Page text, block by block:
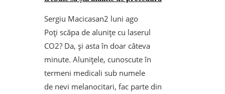
Sergiu Macicasan2 luni ago
Poți scăpa de alunițe cu laserul
CO2? Da, și asta în doar câteva
minute. Alunițele, cunoscute în
termeni medicali sub numele
de nevi melanocitari, fac parte din